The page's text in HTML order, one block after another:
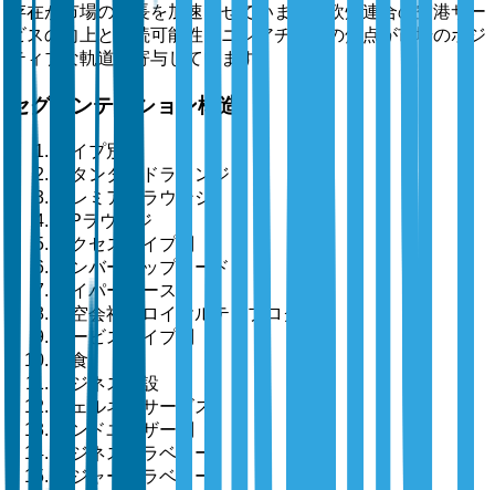
存在が市場の成長を加速させています。欧州連合の空港サー
ビスの向上と持続可能性イニシアチブへの焦点が市場のポジ
ティブな軌道に寄与しています。
セグメンテーション構造
タイプ別
スタンダードラウンジ
プレミアムラウンジ
VIPラウンジ
アクセスタイプ別
メンバーシップカード
ペイパーユース
航空会社のロイヤルティプログラム
サービスタイプ別
飲食
ビジネス施設
ウェルネスサービス
エンドユーザー別
ビジネストラベラー
レジャートラベラー